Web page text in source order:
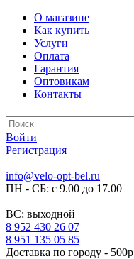
О магазине
Как купить
Услуги
Оплата
Гарантия
Оптовикам
Контакты
Войти
Регистрация
info@velo-opt-bel.ru
ПН - СБ: с 9.00 до 17.00
ВС: выходной
8 952 430 26 07
8 951 135 05 85
Доставка по городу - 500р